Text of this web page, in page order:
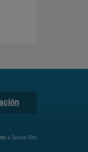
x Space Bits